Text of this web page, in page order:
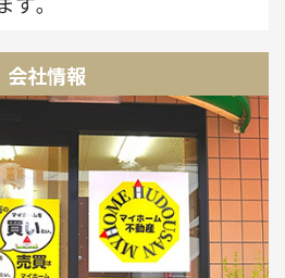
会社情報